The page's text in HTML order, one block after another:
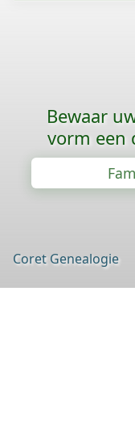
Bewaar
vorm een
Coret Genealogie